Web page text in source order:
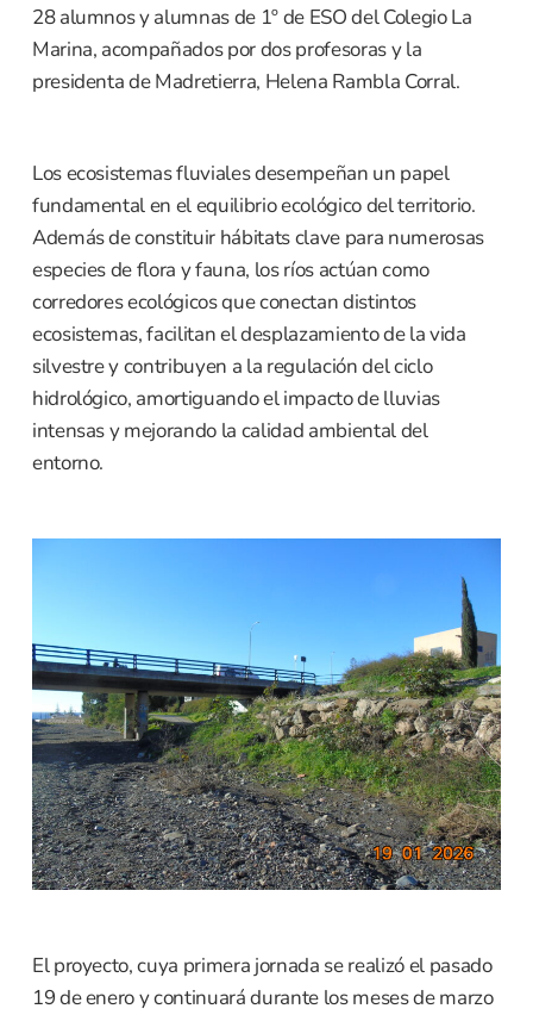
28 alumnos y alumnas de 1º de ESO del Colegio La
Marina, acompañados por dos profesoras y la
presidenta de Madretierra, Helena Rambla Corral.
Los ecosistemas fluviales desempeñan un papel
fundamental en el equilibrio ecológico del territorio.
Además de constituir hábitats clave para numerosas
especies de flora y fauna, los ríos actúan como
corredores ecológicos que conectan distintos
ecosistemas, facilitan el desplazamiento de la vida
silvestre y contribuyen a la regulación del ciclo
hidrológico, amortiguando el impacto de lluvias
intensas y mejorando la calidad ambiental del
entorno.
El proyecto, cuya primera jornada se realizó el pasado
19 de enero y continuará durante los meses de marzo